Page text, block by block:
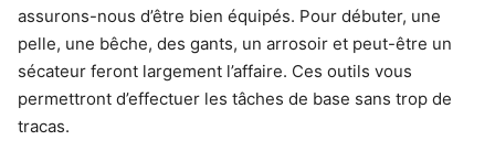
assurons-nous d’être bien équipés. Pour débuter, une
pelle, une bêche, des gants, un arrosoir et peut-être un
sécateur feront largement l’affaire. Ces outils vous
permettront d’effectuer les tâches de base sans trop de
tracas.